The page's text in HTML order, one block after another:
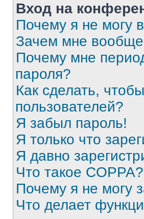
Вход на
Почему я не могу
Зачем мне вообще
Почему мне
пароля?
Как сделать,
пользователей?
Я забыл пароль!
Я только что
Я давно
Что такое COPPA?
Почему я не могу
Что делает